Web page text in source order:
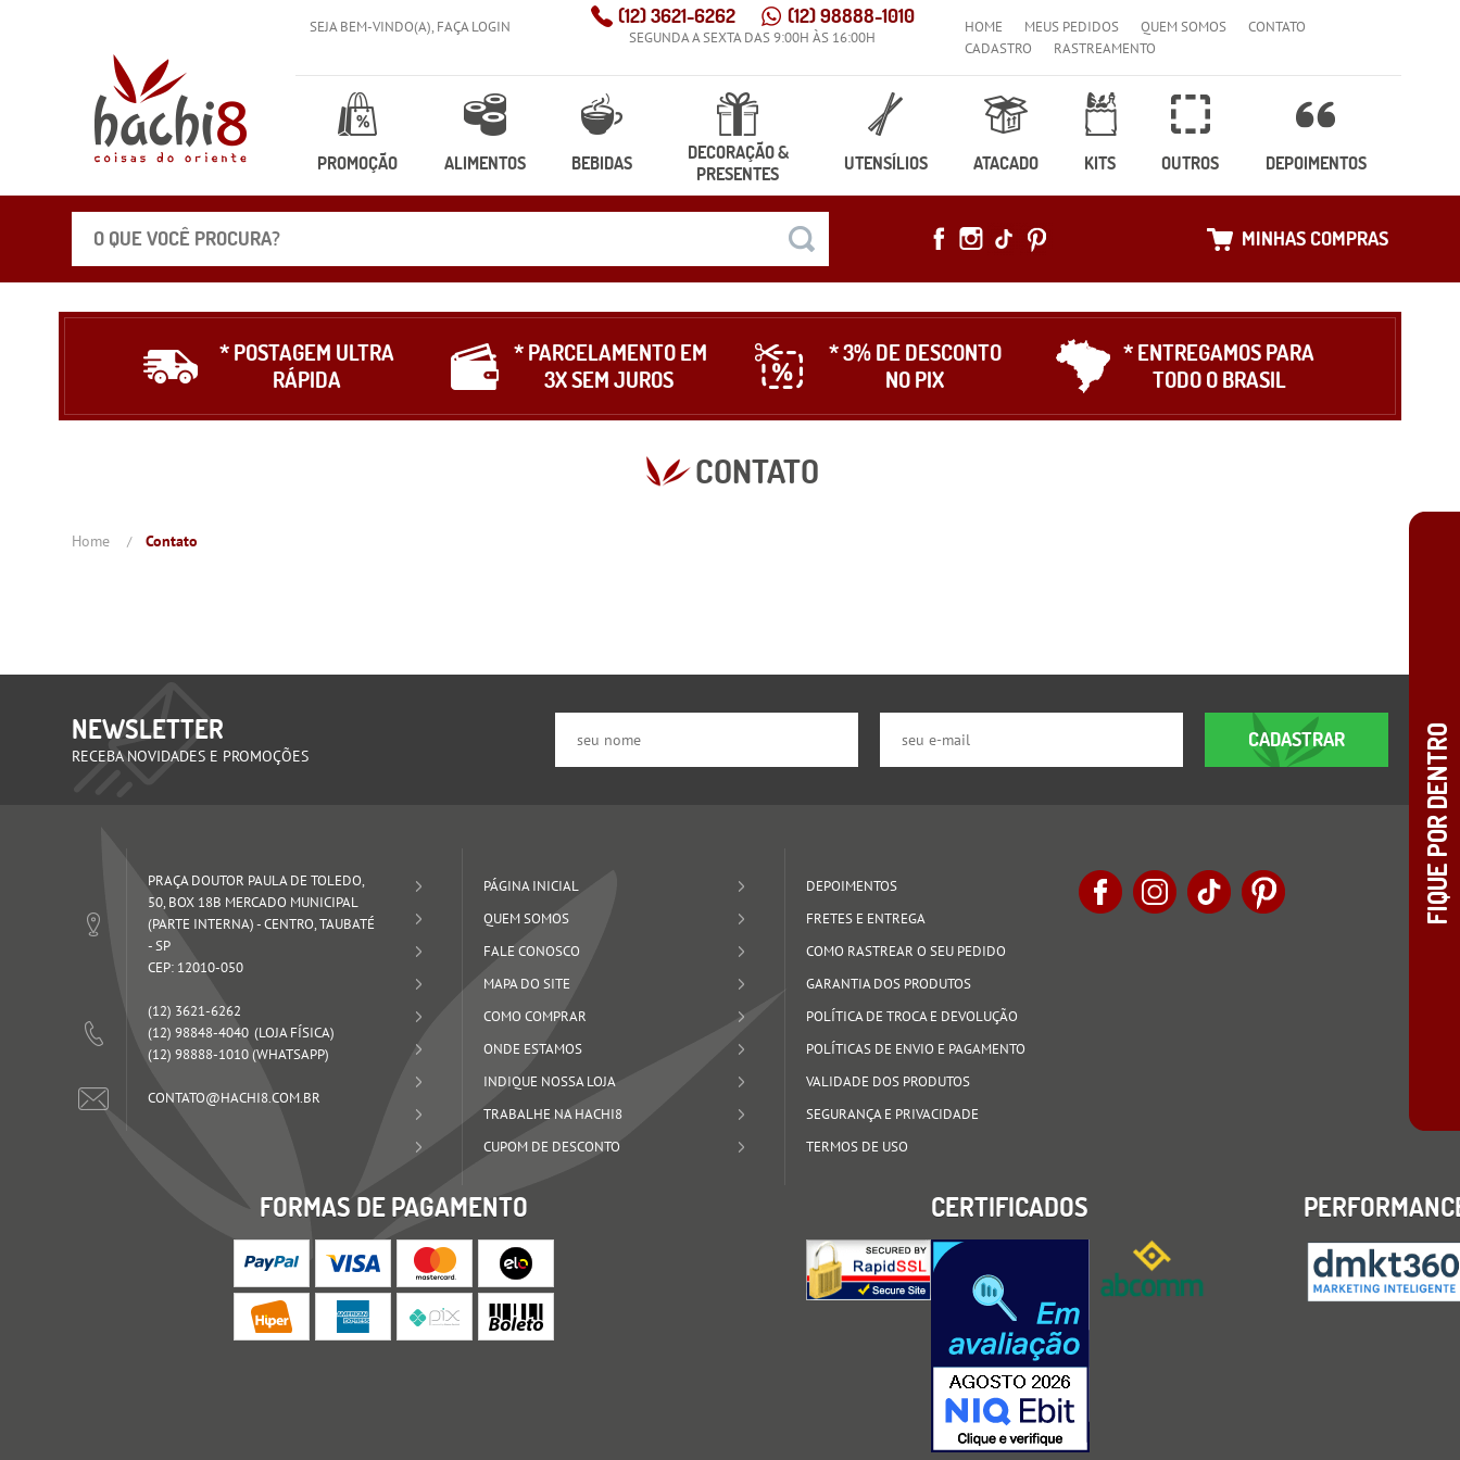
SEJA BEM-VINDO(A), FAÇA LOGIN (12)3621-6262 (12)98888-1010
SEGUNDA A SEXTA DAS 9:00H ÀS 16:00H
HOME MEUS PEDIDOS QUEM SOMOS
CONTATO
CADASTRO
RASTREAMENTO
PROMOÇÃO ALIMENTOS BEBIDAS
DECORAÇÃO &
PRESENTES
UTENSÍLIOS ATACADO KITS OUTROS DEPOIMENTOS
MINHAS COMPRAS
* POSTAGEM ULTRA
RÁPIDA
* PARCELAMENTO EM
3X SEM JUROS
* 3% DE DESCONTO
NO PIX
* ENTREGAMOS PARA
TODO O BRASIL
CONTATO
Home Contato
NEWSLETTER
RECEBA NOVIDADES E PROMOÇÕES
CADASTRAR
PRAÇA DOUTOR PAULA DE TOLEDO,
50, BOX 18B MERCADO MUNICIPAL
(PARTE INTERNA)-CENTRO, TAUBATÉ
-SP
CEP: 12010-050
(12) 3621-6262
(12) 98848-4040
(12) 98888-1010(WHATSAPP)
CONTATO@HACHI8.COM.BR
PÁGINA INICIAL
QUEM SOMOS
FALE CONOSCO
MAPA DO SITE
COMO COMPRAR
ONDE ESTAMOS
INDIQUE NOSSA LOJA
TRABALHE NA HACHI8
CUPOM DE DESCONTO
DEPOIMENTOS
FRETES E ENTREGA
COMO RASTREAR O SEU PEDIDO
GARANTIA DOS PRODUTOS
POLÍTICA DE TROCA E DEVOLUÇÃO
POLÍTICAS DE ENVIO E PAGAMENTO
VALIDADE DOS PRODUTOS
SEGURANÇA E PRIVACIDADE
TERMOS DE USO
FORMAS DE PAGAMENTO CERTIFICADOS